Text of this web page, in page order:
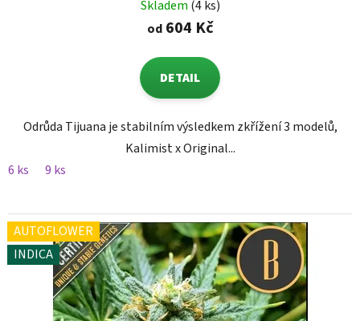
Skladem (4 ks)
od604 Kč
DETAIL
Odrůda Tijuana je stabilním výsledkem zkřížení 3 modelů,
Kalimist x Original...
6 ks
9 ks
AUTOFLOWER
INDICA